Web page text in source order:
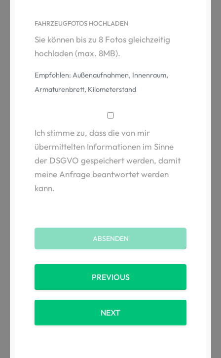
FAHRZEUGFOTOS HOCHLADEN
Sie können bis zu 8 Fotos gleichzeitig
hochladen (max. 8MB).
Empfohlen: Außenaufnahmen, Innenraum,
Armaturenbrett, Kilometerstand
Ich stimme zu, dass die von mir
übermittelten Informationen im Sinne
der DSGVO gespeichert werden, damit
meine Anfrage beantwortet werden
kann.
PREVIOUS
NEXT